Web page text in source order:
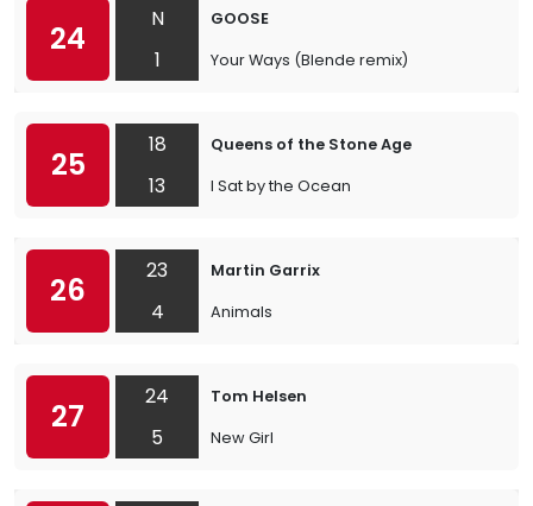
24
N
1
GOOSE
Your Ways (Blende remix)
25
18
13
Queens of the Stone Age
I Sat by the Ocean
26
23
4
Martin Garrix
Animals
27
24
5
Tom Helsen
New Girl